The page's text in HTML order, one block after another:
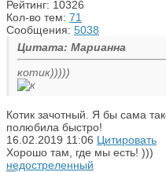
Рейтинг: 10326
Кол-во тем: 71
Сообщения: 5038
Цитата: Марианна
котик)))))
Котик зачотный. Я бы сама
полюбила быстро!
16.02.2019 11:06 Цитировать
Хорошо там, где мы есть! )))
недостреленный